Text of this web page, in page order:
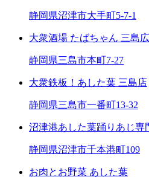
静岡県沼津市大手町5-7-1
大衆酒場 たばちゃん 三島
静岡県三島市本町7-27
大衆鉄板！あした葉 三島店
静岡県三島市一番町13-32
沼津港あした葉踊りあじ専
静岡県沼津市千本港町109
お肉とお野菜 あした葉